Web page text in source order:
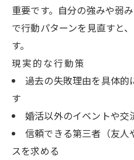
重要です。自分の強みや弱
で行動パターンを見直すと
す。
現実的な行動策
過去の失敗理由を具体的
す
婚活以外のイベントや交
信頼できる第三者（友人
スを求める